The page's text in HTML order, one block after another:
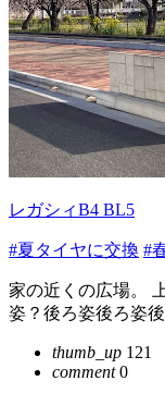
レガシィB4 BL5
#夏タイヤに交換 #
家の近くの広場。
姿？後ろ姿後ろ姿
thumb_up 121
comment0